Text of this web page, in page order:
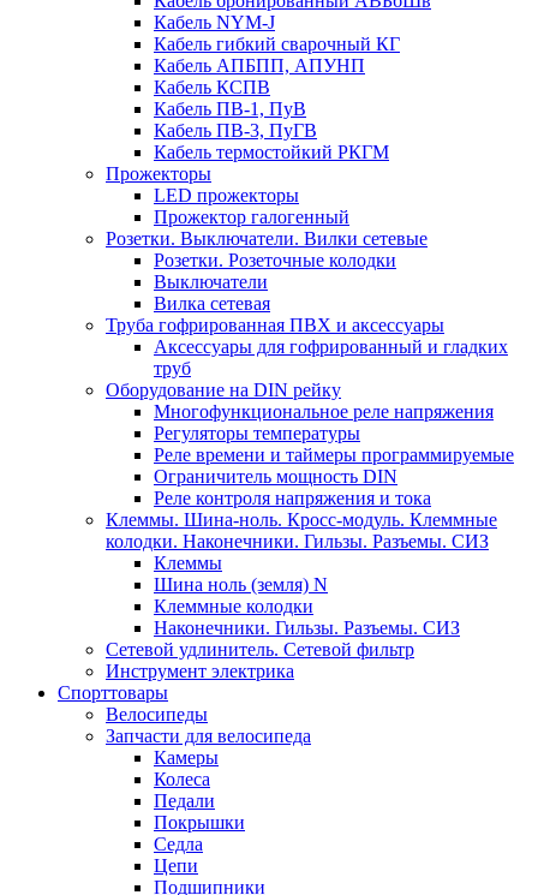
Кабель NYM-J
Кабель гибкий сварочный КГ
Кабель АПБПП, АПУНП
Кабель КСПВ
Кабель ПВ-1, ПуВ
Кабель ПВ-3, ПуГВ
Кабель термостойкий РКГМ
Прожекторы
LED прожекторы
Прожектор галогенный
Розетки. Выключатели. Вилки сетевые
Розетки. Розеточные колодки
Выключатели
Вилка сетевая
Труба гофрированная ПВХ и аксессуары
Аксессуары для гофрированный и гладких
труб
Оборудование на DIN рейку
Многофункциональное реле напряжения
Регуляторы температуры
Реле времени и таймеры программируемые
Ограничитель мощность DIN
Реле контроля напряжения и тока
Клеммы. Шина-ноль. Кросс-модуль. Клеммные
колодки. Наконечники. Гильзы. Разъемы. СИЗ
Клеммы
Шина ноль (земля) N
Клеммные колодки
Наконечники. Гильзы. Разъемы. СИЗ
Сетевой удлинитель. Сетевой фильтр
Инструмент электрика
Спорттовары
Велосипеды
Запчасти для велосипеда
Камеры
Колеса
Педали
Покрышки
Седла
Цепи
Подшипники